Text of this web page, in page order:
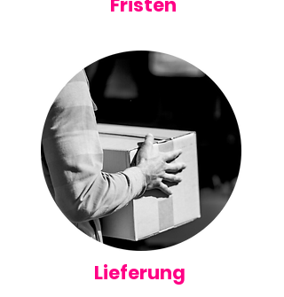
Lieferung